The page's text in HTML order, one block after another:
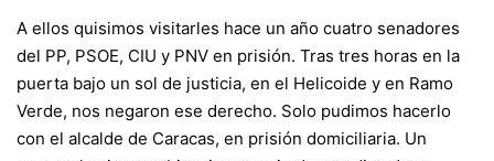
A ellos quisimos visitarles hace un año cuatro senadores
del PP, PSOE, CIU y PNV en prisión. Tras tres horas en la
puerta bajo un sol de justicia, en el Helicoide y en Ramo
Verde, nos negaron ese derecho. Solo pudimos hacerlo
con el alcalde de Caracas, en prisión domiciliaria. Un